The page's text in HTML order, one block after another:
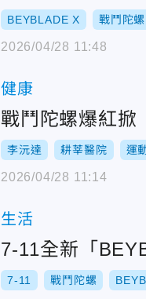
BEYBLADE X 戰鬥陀螺
2026/04/28 11:48
健康
戰鬥陀螺爆紅掀
李沅達 耕莘醫院 運
2026/04/28 11:14
生活
7-11全新「
7-11 戰鬥陀螺